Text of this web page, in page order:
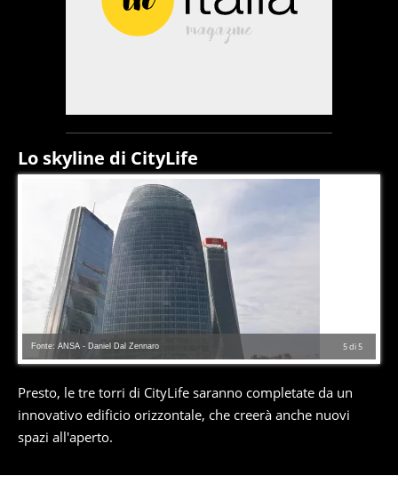
Lo skyline di CityLife
5di5
Fonte: ANSA - Daniel Dal Zennaro
Presto, le tre torri di CityLife saranno completate da un
innovativo edificio orizzontale, che creerà anche nuovi
spazi all'aperto.